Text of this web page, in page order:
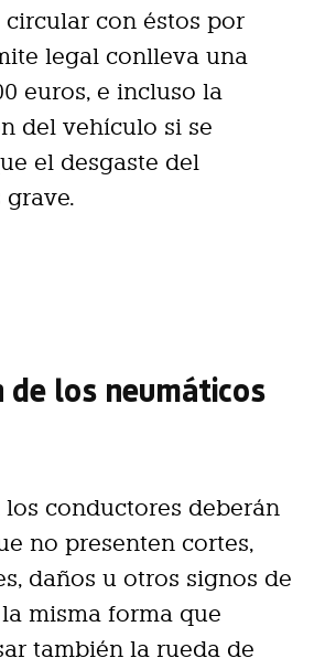
con éstos por
legal conlleva una
euros, e incluso la
del vehículo si se
el desgaste del
de los neumáticos
los conductores deberán
no presenten cortes,
daños u otros signos de
misma forma que
también la rueda de